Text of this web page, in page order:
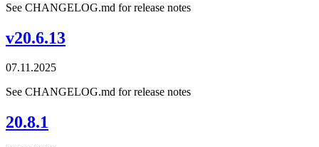
See CHANGELOG.md for release notes
v20.6.13
07.11.2025
See CHANGELOG.md for release notes
20.8.1